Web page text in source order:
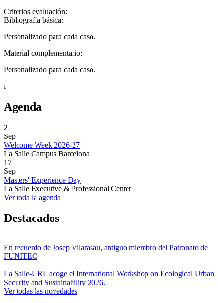
Criterios evaluación:
Bibliografía básica:
Personalizado para cada caso.
Material complementario:
Personalizado para cada caso.
i
Agenda
2
Sep
Welcome Week 2026-27
La Salle Campus Barcelona
17
Sep
Masters' Experience Day
La Salle Executive & Professional Center
Ver toda la agenda
Destacados
En recuerdo de Josep Vilarasau, antiguo miembro del Patronato de
FUNITEC
La Salle-URL acoge el International Workshop on Ecological Urban
Security and Sustainability 2026.
Ver todas las novedades